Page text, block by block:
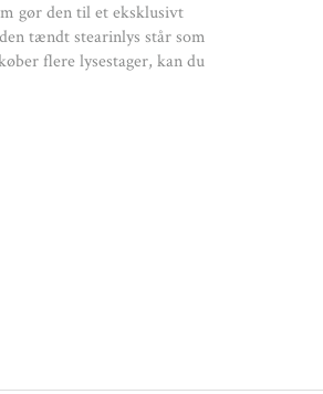
gør den til et eksklusivt
tændt stearinlys står som
flere lysestager, kan du